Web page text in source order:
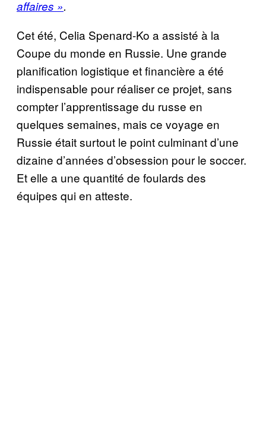
affaires ».
Cet été, Celia Spenard-Ko a assisté à la
Coupe du monde en Russie. Une grande
planification logistique et financière a été
indispensable pour réaliser ce projet, sans
compter l’apprentissage du russe en
quelques semaines, mais ce voyage en
Russie était surtout le point culminant d’une
dizaine d’années d’obsession pour le soccer.
Et elle a une quantité de foulards des
équipes qui en atteste.